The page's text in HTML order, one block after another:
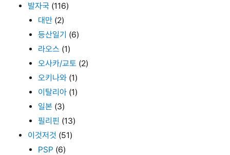
발자국 (116)
대만 (2)
등산일기 (6)
라오스 (1)
오사카/교토 (2)
오키나와 (1)
이탈리아 (1)
일본 (3)
필리핀 (13)
이것저것 (51)
PSP (6)